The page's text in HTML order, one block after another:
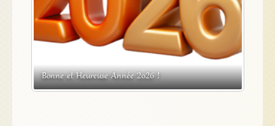
Bonne et Heureuse Année 2026 !